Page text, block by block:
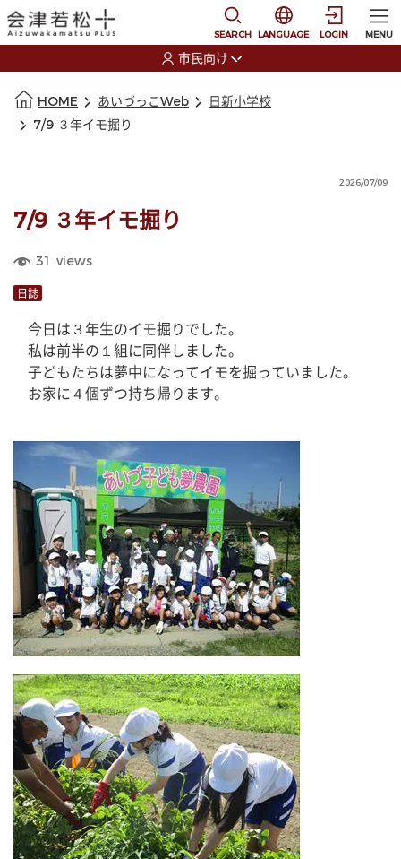
SEARCH
選択すると言語の切
LANGUAGE LOGIN MENU
市民向け
HOME あいづっこWeb
日新小学校
7/9 ３年イモ掘り
2026/07/09
7/9 ３年イモ掘り
31 views
日誌
今日は３年生のイモ掘りでした。
私は前半の１組に同伴しました。
子どもたちは夢中になってイモを掘っていました。
お家に４個ずつ持ち帰ります。